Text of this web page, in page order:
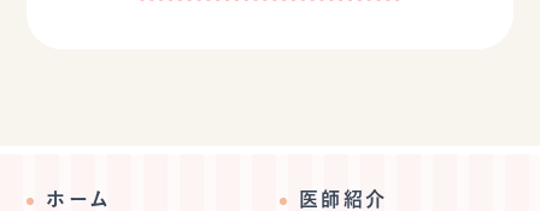
ホーム 医師紹介